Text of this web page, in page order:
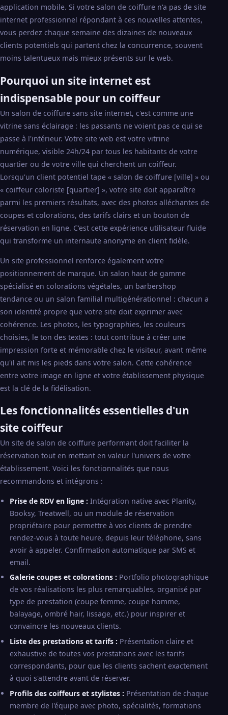
application mobile. Si votre salon de coiffure n'a pas de site
internet professionnel répondant à ces nouvelles attentes,
vous perdez chaque semaine des dizaines de nouveaux
clients potentiels qui partent chez la concurrence, souvent
moins talentueux mais mieux présents sur le web.
Pourquoi un site internet est
indispensable pour un coiffeur
Un salon de coiffure sans site internet, c'est comme une
vitrine sans éclairage : les passants ne voient pas ce qui se
passe à l'intérieur. Votre site web est votre vitrine
numérique, visible 24h/24 par tous les habitants de votre
quartier ou de votre ville qui cherchent un coiffeur.
Lorsqu'un client potentiel tape « salon de coiffure [ville] » ou
« coiffeur coloriste [quartier] », votre site doit apparaître
parmi les premiers résultats, avec des photos alléchantes de
coupes et colorations, des tarifs clairs et un bouton de
réservation en ligne. C'est cette expérience utilisateur fluide
qui transforme un internaute anonyme en client fidèle.
Un site professionnel renforce également votre
positionnement de marque. Un salon haut de gamme
spécialisé en colorations végétales, un barbershop
tendance ou un salon familial multigénérationnel : chacun a
son identité propre que votre site doit exprimer avec
cohérence. Les photos, les typographies, les couleurs
choisies, le ton des textes : tout contribue à créer une
impression forte et mémorable chez le visiteur, avant même
qu'il ait mis les pieds dans votre salon. Cette cohérence
entre votre image en ligne et votre établissement physique
est la clé de la fidélisation.
Les fonctionnalités essentielles d'un
site coiffeur
Un site de salon de coiffure performant doit faciliter la
réservation tout en mettant en valeur l'univers de votre
établissement. Voici les fonctionnalités que nous
recommandons et intégrons :
Prise de RDV en ligne : Intégration native avec Planity,
Booksy, Treatwell, ou un module de réservation
propriétaire pour permettre à vos clients de prendre
rendez-vous à toute heure, depuis leur téléphone, sans
avoir à appeler. Confirmation automatique par SMS et
email.
Galerie coupes et colorations : Portfolio photographique
de vos réalisations les plus remarquables, organisé par
type de prestation (coupe femme, coupe homme,
balayage, ombré hair, lissage, etc.) pour inspirer et
convaincre les nouveaux clients.
Liste des prestations et tarifs : Présentation claire et
exhaustive de toutes vos prestations avec les tarifs
correspondants, pour que les clients sachent exactement
à quoi s'attendre avant de réserver.
Profils des coiffeurs et stylistes : Présentation de chaque
membre de l'équipe avec photo, spécialités, formations